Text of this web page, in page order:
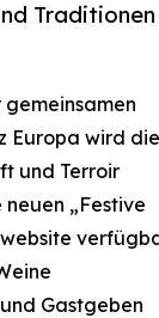
Traditionen
Europa wird die
und Terroir
„Festive
Gastgeben